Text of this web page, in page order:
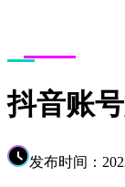
抖音账
发布时间：